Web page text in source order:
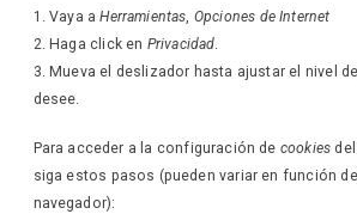
Vaya aHerramientas Opciones de Internet
Haga click en Privacidad
Mueva el deslizador hasta ajustar el nivel
desee.
Para acceder a la configuración de cookies
siga estos pasos (pueden variar en función
navegador):